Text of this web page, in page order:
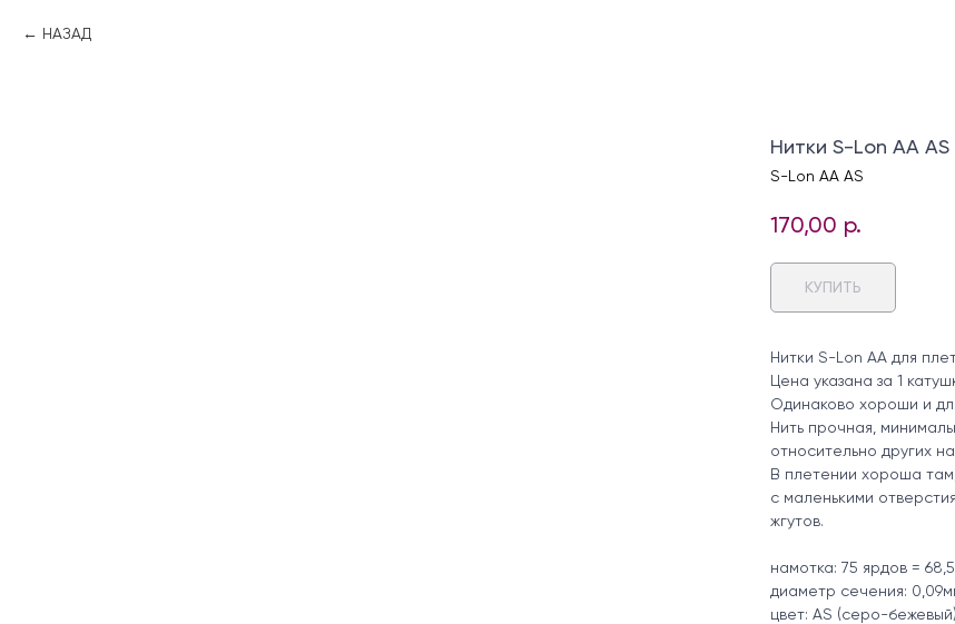
НАЗАД
Нитки S-Lon AA AS
S-Lon AA AS
170,00 р.
КУПИТЬ
Нитки S-Lon AA для
Цена указана за 1
Одинаково хороши и
Нить прочная,
относительно других
В плетении хороша
с маленькими
жгутов.
намотка: 75 ярдов =
диаметр сечения:
цвет: AS (серо-бежевый)